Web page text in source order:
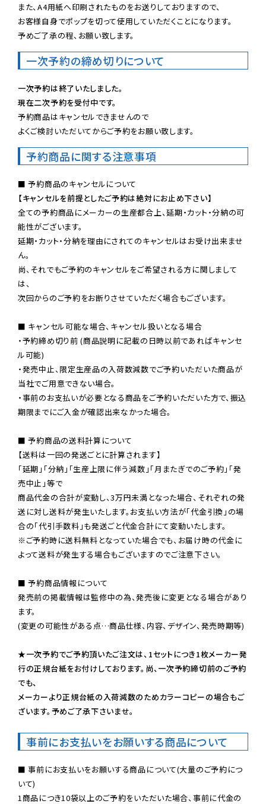
また、A4用紙へ印刷されたものをお送りしておりますので、
お客様自身でポップを切って使用していただくことになります。
予めご了承の程、お願い致します。
一次予約の締め切りについて
一次予約は終了いたしました。
現在二次予約を受付中です。
予約商品はキャンセルできませんので
よくご検討いただいてからご予約をお願い致します。
予約商品に関する注意事項
【キャンセルを前提としたご予約は絶対にお止め下さい】
全ての予約商品にメーカーの生産都合上、延期・カット・分納の可
能性がございます。
延期・カット・分納を理由にされてのキャンセルはお受け出来ませ
ん。
尚、それでもご予約のキャンセルをご希望される方に関しまして
は、
次回からのご予約をお断りさせていただく場合もございます。
■ キャンセル可能な場合、キャンセル扱いとなる場合
・予約締め切り前 (商品説明に記載の日時以前であればキャンセ
ル可能)
・発売中止、限定生産品の入荷数減数でご予約いただいた商品が
当社でご用意できない場合。
・事前のお支払いが必要となる商品をご予約いただいた方で、振込
期限までにご入金が確認出来なかった場合。
■ 予約商品の送料計算について
【送料は一回の発送ごとに計算されます】
「延期」「分納」「生産上限に伴う減数」「月またぎでのご予約」「発
売中止」等で
商品代金の合計が変動し、3万円未満となった場合、それぞれの発
送に対し送料が発生いたします。お支払い方法が「代金引換」の場
※ご予約時に送料無料となっていた場合でも、お届け時の代金に
よって送料が発生する場合もございますのでご注意下さい。
■ 予約商品情報について
発売前の掲載情報は監修中の為、発売後に変更となる場合があり
ます。
(変更の可能性がある点…商品仕様、内容、デザイン、発売時期等)
★一次予約でご予約頂いたご注文は、1セットにつき1枚メーカー発
行の正規台紙をお付けしております。尚、一次予約締切前のご予約
でも、
メーカーより正規台紙の入荷減数のためカラーコピーの場合もご
ざいます。予めご了承下さいませ。
事前にお支払いをお願いする商品について
■ 事前にお支払いをお願いする商品について(大量のご予約につ
いて)
1商品につき10袋以上のご予約をいただいた場合、事前に代金の